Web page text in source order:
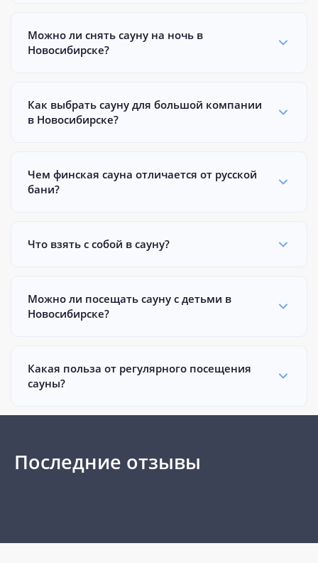
Можно ли снять сауну на ночь в
Новосибирске?
Как выбрать сауну для большой компании
в Новосибирске?
Чем финская сауна отличается от русской
бани?
Что взять с собой в сауну?
Можно ли посещать сауну с детьми в
Новосибирске?
Какая польза от регулярного посещения
сауны?
Последние отзывы